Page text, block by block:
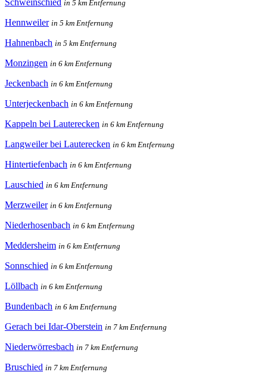
in 5 km Entfernung
Hennweiler in 5 km Entfernung
Hahnenbach in 5 km Entfernung
Monzingen in 6 km Entfernung
Jeckenbach in 6 km Entfernung
Unterjeckenbach in 6 km Entfernung
Kappeln bei Lauterecken in 6 km Entfernung
Langweiler bei Lauterecken in 6 km Entfernung
Hintertiefenbach in 6 km Entfernung
Lauschied in 6 km Entfernung
Merzweiler in 6 km Entfernung
Niederhosenbach in 6 km Entfernung
Meddersheim in 6 km Entfernung
Sonnschied in 6 km Entfernung
Löllbach in 6 km Entfernung
Bundenbach in 6 km Entfernung
Gerach bei Idar-Oberstein in 7 km Entfernung
Niederwörresbach in 7 km Entfernung
Bruschied in 7 km Entfernung